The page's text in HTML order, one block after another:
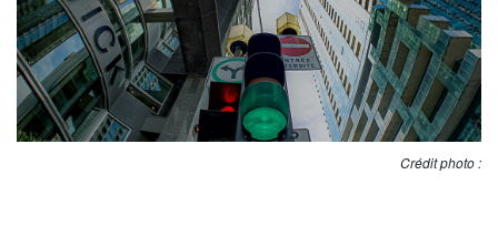
Crédit photo :